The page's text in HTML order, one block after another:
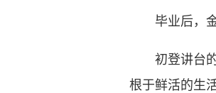
毕业后，金
初登讲台的
根于鲜活的生